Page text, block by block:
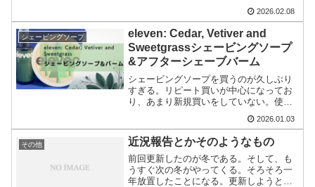
クラシックシェービングを始めてしまっ
た人に向けて書くことはある。「クラシ
ックシェービングいいです...
2026.02.08
シェービングソープ
eleven: Cedar, Vetiver and
Sweetgrassシェービングソープ
&アフターシェーブバーム
シェービングソープを買うのが久しぶり
すぎる。リピート買いが中心になってお
り、あまり新規買いをしていない。使う
きたような感じがする。たまには新しい
のを買ってみるかと思い、買ったのが
elevenのシェービング...
2026.01.03
その他 近況報告とかそのようなもの
前回更新したのが冬である。そして、も
うすぐ次の冬がやってくる。そろそろ一
年放置したことになる。更新しようと思